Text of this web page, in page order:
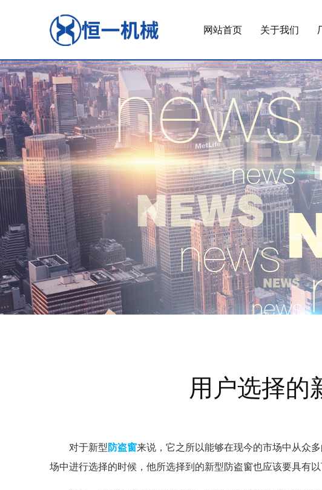
网站首页 关于我们
用户选择的
对于新型 防盗窗来说，它之所以能够在现今的市场中从众
场中进行选择的时候，他所选择到的新型防盗窗也应该要具有以